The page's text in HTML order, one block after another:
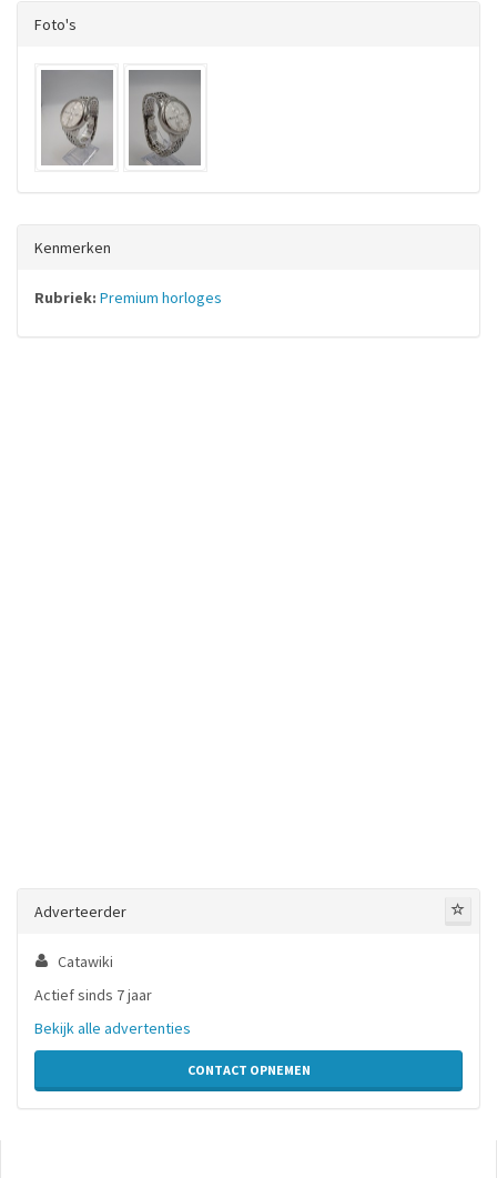
Foto's
Kenmerken
Rubriek: Premium horloges
Adverteerder
Catawiki
Actief sinds 7 jaar
Bekijk alle advertenties
CONTACT OPNEMEN